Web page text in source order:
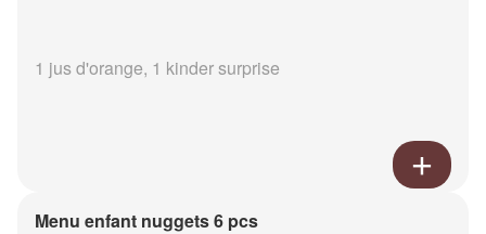
1 jus d'orange, 1 kinder surprise
Menu enfant nuggets 6 pcs